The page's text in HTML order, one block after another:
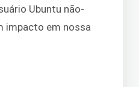
Ubuntu não-
impacto em nossa